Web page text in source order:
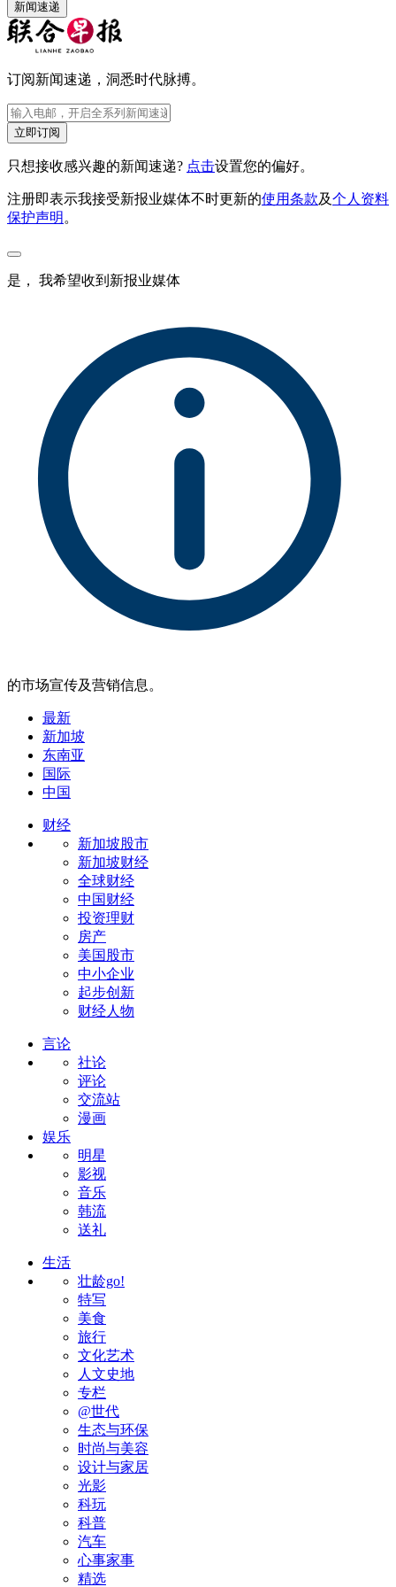
新闻速递
订阅新闻速递，洞悉时代脉搏。
立即订阅
只想接收感兴趣的新闻速递? 点击设置您的偏好。
注册即表示我接受新报业媒体不时更新的使用条款及个人资料
保护声明 。
是， 我希望收到新报业媒体
的市场宣传及营销信息。
最新
新加坡
东南亚
国际
中国
财经
新加坡股市
新加坡财经
全球财经
中国财经
投资理财
房产
美国股市
中小企业
起步创新
财经人物
言论
社论
评论
交流站
漫画
娱乐
明星
影视
音乐
韩流
送礼
生活
壮龄go!
特写
美食
旅行
文化艺术
人文史地
专栏
@世代
生态与环保
时尚与美容
设计与家居
光影
科玩
科普
汽车
心事家事
精选